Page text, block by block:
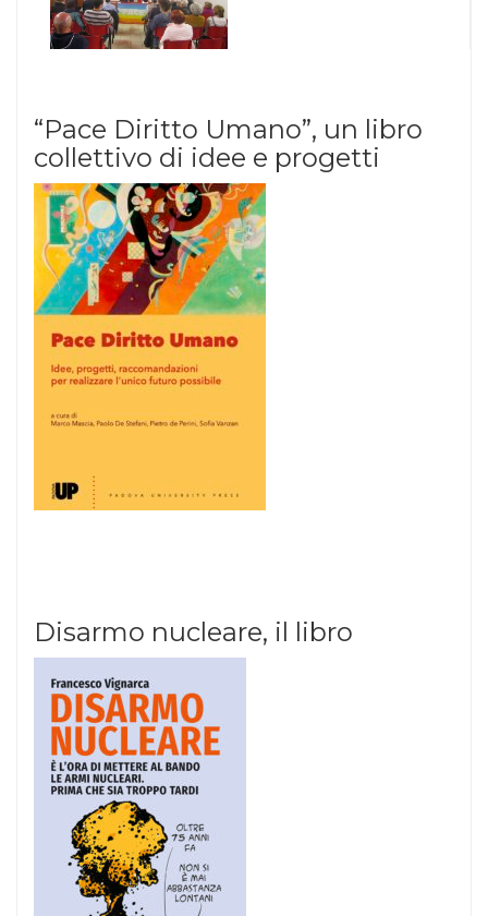
“Pace Diritto Umano”, un libro
collettivo di idee e progetti
Disarmo nucleare, il libro